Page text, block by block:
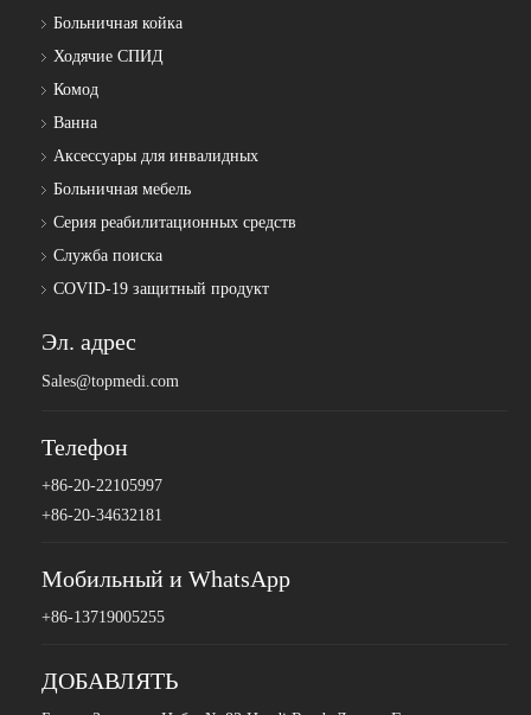
Больничная койка
Ходячие СПИД
Комод
Ванна
Аксессуары для инвалидных
Больничная мебель
Серия реабилитационных средств
Служба поиска
COVID-19 защитный продукт
Эл. адрес
Sales@topmedi.com
Телефон
+86-20-22105997
+86-20-34632181
Мобильный и WhatsApp
+86-13719005255
ДОБАВЛЯТЬ